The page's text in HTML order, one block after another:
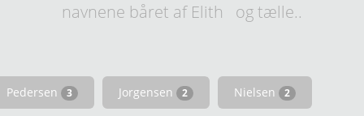
navnene båret af Elith og tælle..
Pedersen 3 Jorgensen 2 Nielsen 2